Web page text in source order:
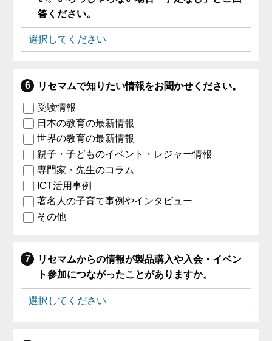
答ください。
リセマムで知りたい情報をお聞かせください。
受験情報
日本の教育の最新情報
世界の教育の最新情報
親子・子どものイベント・レジャー情報
専門家・先生のコラム
ICT活用事例
著名人の子育て事例やインタビュー
その他
リセマムからの情報が製品購入や入会・イベン
ト参加につながったことがありますか。